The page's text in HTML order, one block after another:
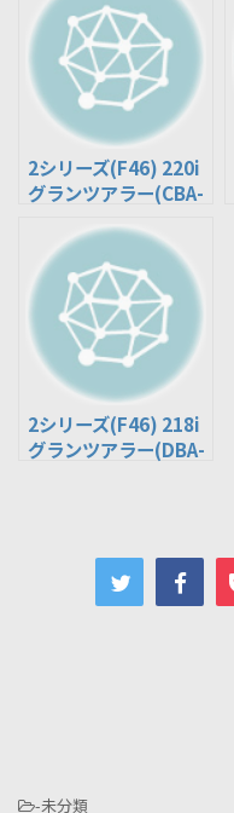
2シリーズ(F46) 220i
グランツアラー(CBA-
2シリーズ(F46) 218i
グランツアラー(DBA-
-未分類